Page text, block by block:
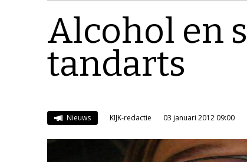
Alcohol en
tandarts
Nieuws KIJK-redactie 03 januari 2012 09:00